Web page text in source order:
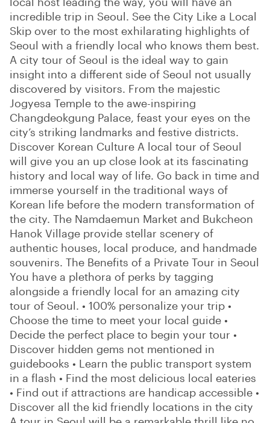
incredible trip in Seoul. See the City Like a Local
Skip over to the most exhilarating highlights of
Seoul with a friendly local who knows them best.
A city tour of Seoul is the ideal way to gain
insight into a different side of Seoul not usually
discovered by visitors. From the majestic
Jogyesa Temple to the awe-inspiring
Changdeokgung Palace, feast your eyes on the
city’s striking landmarks and festive districts.
Discover Korean Culture A local tour of Seoul
will give you an up close look at its fascinating
history and local way of life. Go back in time and
immerse yourself in the traditional ways of
Korean life before the modern transformation of
the city. The Namdaemun Market and Bukcheon
Hanok Village provide stellar scenery of
authentic houses, local produce, and handmade
souvenirs. The Benefits of a Private Tour in Seoul
You have a plethora of perks by tagging
alongside a friendly local for an amazing city
tour of Seoul. • 100% personalize your trip •
Choose the time to meet your local guide •
Decide the perfect place to begin your tour •
Discover hidden gems not mentioned in
guidebooks • Learn the public transport system
in a flash • Find the most delicious local eateries
• Find out if attractions are handicap accessible •
Discover all the kid friendly locations in the city